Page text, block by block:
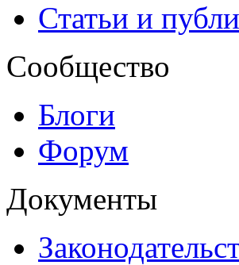
Статьи и
Сообщество
Блоги
Форум
Документы